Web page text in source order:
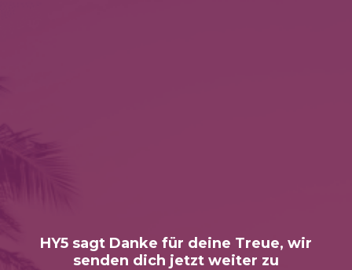
HY5 sagt Danke für deine Treue, wir
senden dich jetzt weiter zu